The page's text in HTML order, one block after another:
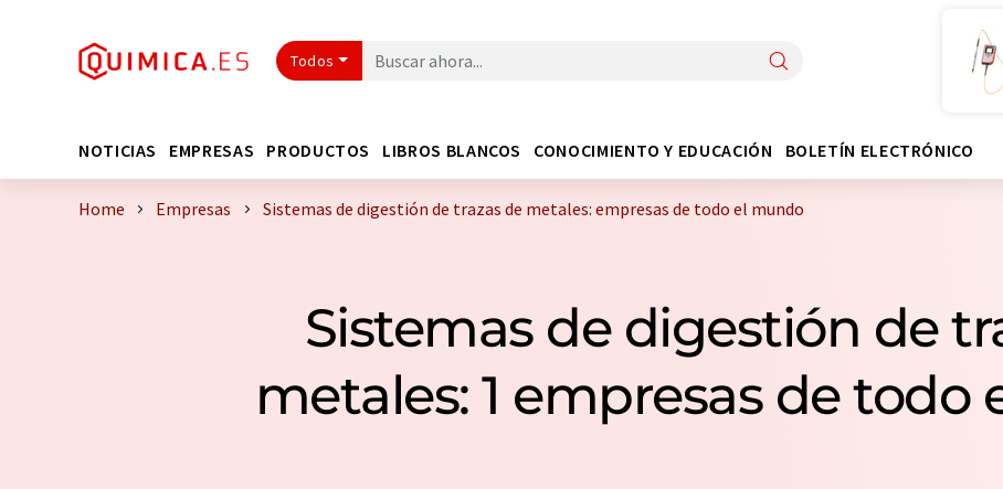
Todos
NOTICIAS EMPRESAS PRODUCTOS LIBROS BLANCOS CONOCIMIENTO Y EDUCACIÓN BOLETÍN ELECTRÓNICO
Home Empresas Sistemas de digestión de trazas de metales: empresas de todo el mundo
Sistemas de digestión de
metales: 1 empresas de todo